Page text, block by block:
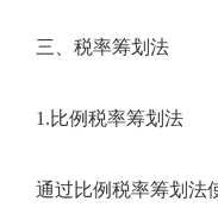
三、税率筹划法
1.比例税率筹划法
通过比例税率筹划法